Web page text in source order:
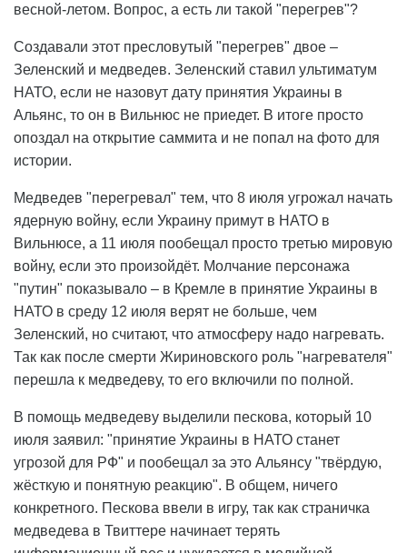
весной-летом. Вопрос, а есть ли такой "перегрев"?
Создавали этот пресловутый "перегрев" двое –
Зеленский и медведев. Зеленский ставил ультиматум
НАТО, если не назовут дату принятия Украины в
Альянс, то он в Вильнюс не приедет. В итоге просто
опоздал на открытие саммита и не попал на фото для
истории.
Медведев "перегревал" тем, что 8 июля угрожал начать
ядерную войну, если Украину примут в НАТО в
Вильнюсе, а 11 июля пообещал просто третью мировую
войну, если это произойдёт. Молчание персонажа
"путин" показывало – в Кремле в принятие Украины в
НАТО в среду 12 июля верят не больше, чем
Зеленский, но считают, что атмосферу надо нагревать.
Так как после смерти Жириновского роль "нагревателя"
перешла к медведеву, то его включили по полной.
В помощь медведеву выделили пескова, который 10
июля заявил: "принятие Украины в НАТО станет
угрозой для РФ" и пообещал за это Альянсу "твёрдую,
жёсткую и понятную реакцию". В общем, ничего
конкретного. Пескова ввели в игру, так как страничка
медведева в Твиттере начинает терять